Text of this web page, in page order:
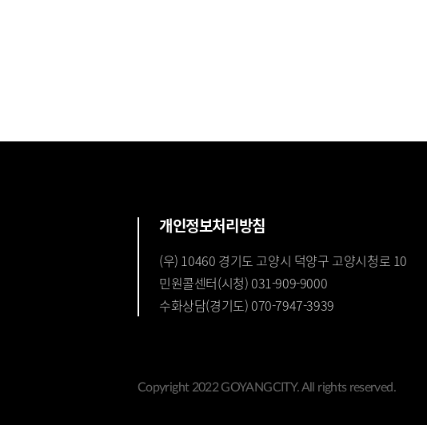
개인정보처리방침
(우) 10460 경기도 고양시 덕양구 고양시청로 10
민원콜센터(시청) 031-909-9000
수화상담(경기도) 070-7947-3939
Copyright 2022 GOYANGCITY. All rights reserved.